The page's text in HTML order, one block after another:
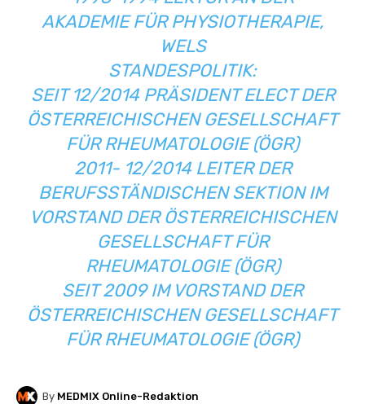
AKADEMIE FÜR PHYSIOTHERAPIE,
WELS
STANDESPOLITIK:
SEIT 12/2014 PRÄSIDENT ELECT DER
ÖSTERREICHISCHEN GESELLSCHAFT
FÜR RHEUMATOLOGIE (ÖGR)
2011- 12/2014 LEITER DER
BERUFSSTÄNDISCHEN SEKTION IM
VORSTAND DER ÖSTERREICHISCHEN
GESELLSCHAFT FÜR
RHEUMATOLOGIE (ÖGR)
SEIT 2009 IM VORSTAND DER
ÖSTERREICHISCHEN GESELLSCHAFT
FÜR RHEUMATOLOGIE (ÖGR)
By MEDMIX Online-Redaktion